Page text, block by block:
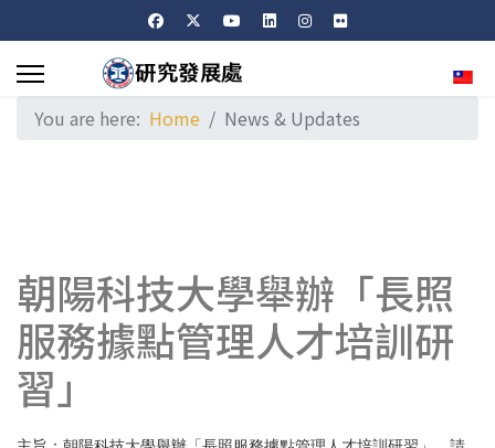
You are here: Home News & Updates
朝陽科技大學舉辦「長照
服務據點管理人才培訓研
習」